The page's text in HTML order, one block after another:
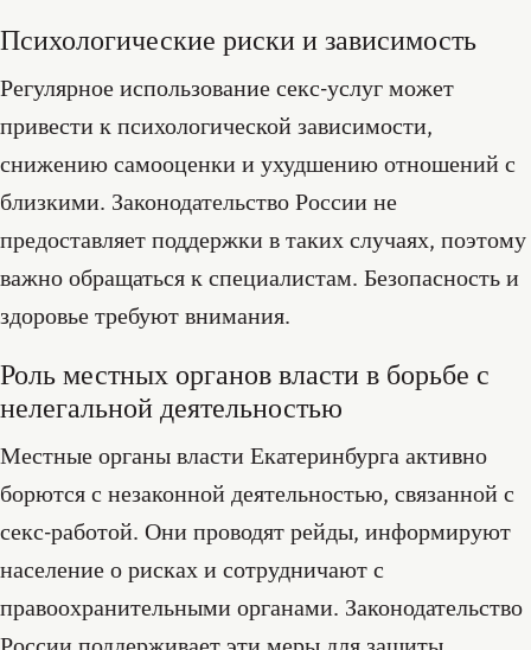
Психологические риски и зависимость
Регулярное использование секс-услуг может
привести к психологической зависимости,
снижению самооценки и ухудшению отношений с
близкими. Законодательство России не
предоставляет поддержки в таких случаях, поэтому
важно обращаться к специалистам. Безопасность и
здоровье требуют внимания.
Роль местных органов власти в борьбе с
нелегальной деятельностью
Местные органы власти Екатеринбурга активно
борются с незаконной деятельностью, связанной с
секс-работой. Они проводят рейды, информируют
население о рисках и сотрудничают с
правоохранительными органами. Законодательство